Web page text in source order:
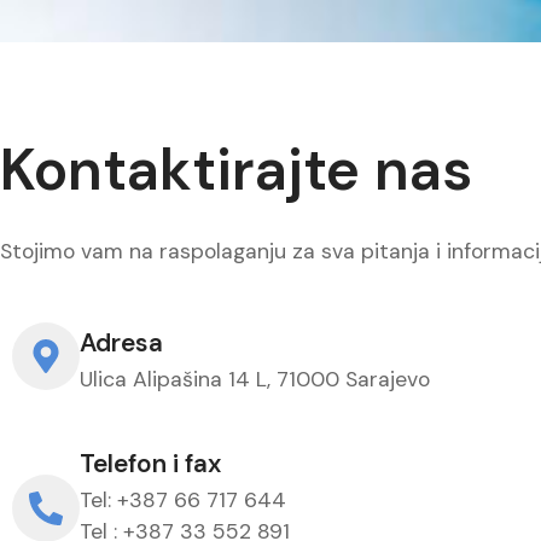
Kontaktirajte nas
Stojimo vam na raspolaganju za sva pitanja i
Adresa
Ulica Alipašina 14 L, 71000 Sarajevo
Telefon i fax
Tel: +387 66 717 644
Tel : +387 33 552 891